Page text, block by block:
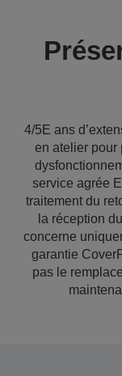
4/5E ans
en atelier pour
service agrée
traitement du
la réception
concerne
garantie
pas le